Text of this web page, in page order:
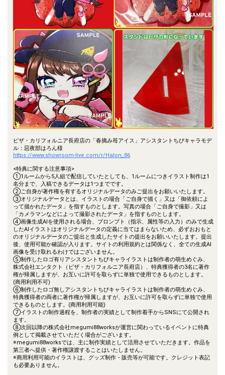
ピザ・カリフォルニア長府店の「春摘み苺アイス」アシスタントちびキャラモデ
ル：惡夜部はろん様
https://www.showroom-live.com/r/Halon_86
<特典に関する注意事項>
①1ルームから5人組で配信していたとしても、1ルームにつきイラスト制作は1
名分まで、入稿できるデータは1つまでです。
②ご自身が著作権を有するオリジナルデータのみご提出をお願いいたします。
③オリジナルデータとは、イラストの場合「ご自身で描く」又は「御依頼によ
って描かれたデータ」を指すものとします。写真の場合「ご自身で撮影」又は
「カメラマンなどによって撮影されたデータ」を指すものとします。
④画像生成AIを使用される場合、プロンプト（指示、属性等の入力）のみで生成
したAIイラストはオリジナルデータの定義に当てはまらないため、必ずおおもと
のオリジナルデータのご提出と生成したサイトの提出をお願いいたします。提出
後、使用可能か確認が入ります。サイトの利用規約とは関係なく、全ての生成AI
画像を受け取れるわけではございません。
⑤制作したロゴ有りアシスタントちびキャライラストは制作者の萌生めぐみ、
株式会社エンタクト（ピザ・カリフォルニア長府店）、特典獲得者の3名に著作
権が帰属しますが、お互いに許可を取らずに単独で使用できるものとします。
(商用利用不可)
⑥制作したロゴ無しアシスタントちびキャライラストは制作者の萌生めぐみ、
特典獲得者の両者に著作権が帰属しますが、お互いに許可を取らずに単独で使用
できるものとします。(商用利用可能)
⑦イラストの制作過程を、制作者の実績として制作着手からSNSにて公開され
ます。
⑧次回以降の株式会社megumi88worksが運営に関わっているイベントに特典
例として掲載させていただく場合がございます。
※megumi88worksでは、主に制作実績として活用させていただきます。作品を
第三者へ提供・著作権譲渡することはいたしません。
※商用利用可能のイラストは、グッズ制作・販売等が可能です。クレジット表記
も必要ありません。